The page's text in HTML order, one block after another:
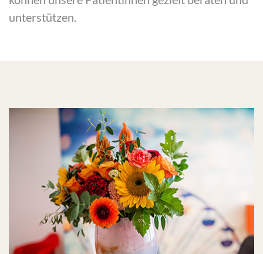
unterstützen.